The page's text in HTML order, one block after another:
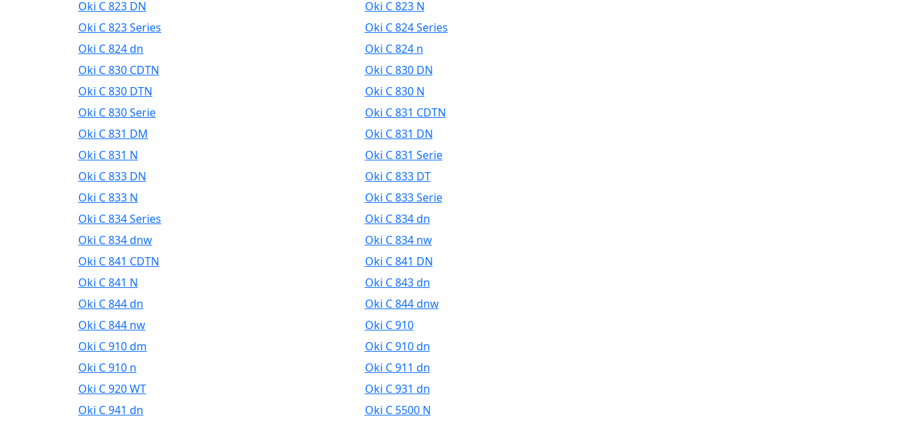
Oki C 823 DN
Oki C 823 N
Oki C 823 Series
Oki C 824 Series
Oki C 824 dn
Oki C 824 n
Oki C 830 CDTN
Oki C 830 DN
Oki C 830 DTN
Oki C 830 N
Oki C 830 Serie
Oki C 831 CDTN
Oki C 831 DM
Oki C 831 DN
Oki C 831 N
Oki C 831 Serie
Oki C 833 DN
Oki C 833 DT
Oki C 833 N
Oki C 833 Serie
Oki C 834 Series
Oki C 834 dn
Oki C 834 dnw
Oki C 834 nw
Oki C 841 CDTN
Oki C 841 DN
Oki C 841 N
Oki C 843 dn
Oki C 844 dn
Oki C 844 dnw
Oki C 844 nw
Oki C 910
Oki C 910 dm
Oki C 910 dn
Oki C 910 n
Oki C 911 dn
Oki C 920 WT
Oki C 931 dn
Oki C 941 dn
Oki C 5500 N